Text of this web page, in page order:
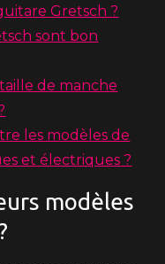
Gretsch ?
sont bon
de manche
les modèles de
et électriques ?
modèles